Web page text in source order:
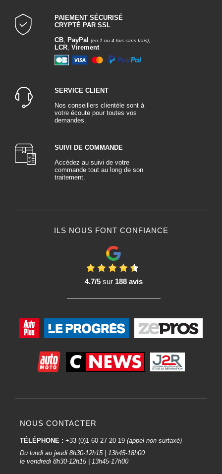
PAIEMENT SÉCURISÉ
CRYPTÉ PAR SSL
CB, PayPal (en 1 ou 4 fois sans frais),
LCR, Virement
SERVICE CLIENT
Nos conseillers clientèle sont à
votre écoute pour toutes vos
demandes.
SUIVI DE COMMANDE
Accédez au suivi de votre
commande tout au long de son
traitement.
ILS NOUS FONT CONFIANCE
4.7/5sur 188 avis
NOUS CONTACTER
TÉLÉPHONE : +33 (0)1 60 27 20 19 (appel non surtaxé)
Du lundi au jeudi 8h30-12h15 | 13h45-18h00
le vendredi 8h30-12h15 | 13h45-17h00